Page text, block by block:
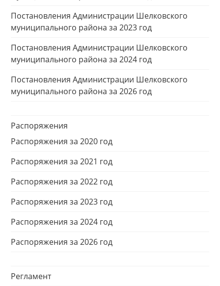
Постановления Администрации Шелковского
муниципального района за 2023 год
Постановления Администрации Шелковского
муниципального района за 2024 год
Постановления Администрации Шелковского
муниципального района за 2026 год
Распоряжения
Распоряжения за 2020 год
Распоряжения за 2021 год
Распоряжения за 2022 год
Распоряжения за 2023 год
Распоряжения за 2024 год
Распоряжения за 2026 год
Регламент